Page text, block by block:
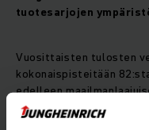
tuotesarjojen
Vuosittaisten tulosten
kokonaispisteitään
edelleen
yhden prosentin